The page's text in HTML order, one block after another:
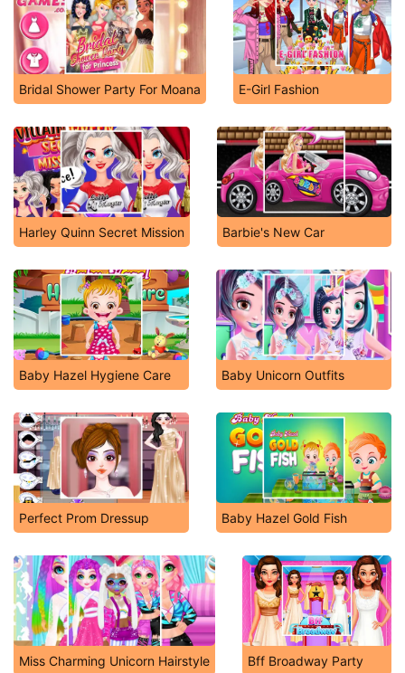
Bridal Shower Party For Moana E-Girl Fashion
Harley Quinn Secret Mission Barbie's New Car
Baby Hazel Hygiene Care Baby Unicorn Outfits
Perfect Prom Dressup Baby Hazel Gold Fish
Miss Charming Unicorn Hairstyle Bff Broadway Party